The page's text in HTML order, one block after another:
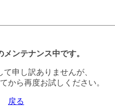
ンテナンス中です。
て申し訳ありませんが、
から再度お試しください。
戻る